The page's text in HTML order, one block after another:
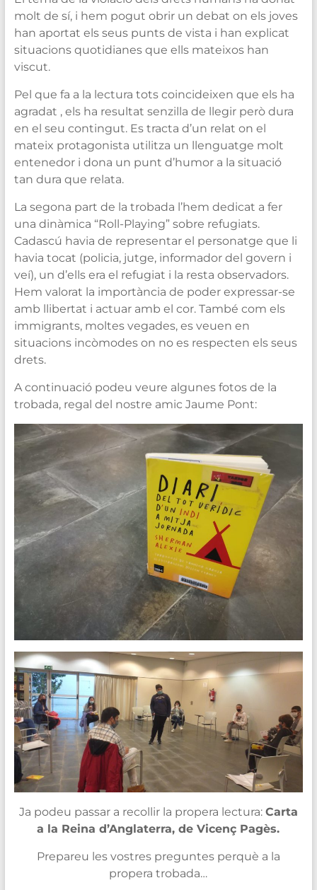
molt de sí, i hem pogut obrir un debat on els joves
han aportat els seus punts de vista i han explicat
situacions quotidianes que ells mateixos han
viscut.
Pel que fa a la lectura tots coincideixen que els ha
agradat , els ha resultat senzilla de llegir però dura
en el seu contingut. Es tracta d’un relat on el
mateix protagonista utilitza un llenguatge molt
entenedor i dona un punt d’humor a la situació
tan dura que relata.
La segona part de la trobada l’hem dedicat a fer
una dinàmica “Roll-Playing” sobre refugiats.
Cadascú havia de representar el personatge que li
havia tocat (policia, jutge, informador del govern i
veí), un d’ells era el refugiat i la resta observadors.
Hem valorat la importància de poder expressar-se
amb llibertat i actuar amb el cor. També com els
immigrants, moltes vegades, es veuen en
situacions incòmodes on no es respecten els seus
drets.
A continuació podeu veure algunes fotos de la
trobada, regal del nostre amic Jaume Pont:
Ja podeu passar a recollir la propera lectura: Carta
a la Reina d’Anglaterra, de Vicenç Pagès.
Prepareu les vostres preguntes perquè a la
propera trobada…